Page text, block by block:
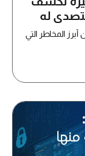
له
المخاطر التي